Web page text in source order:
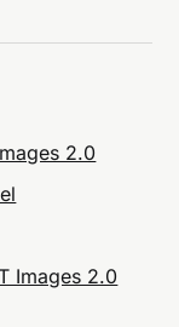
2.0
Images 2.0